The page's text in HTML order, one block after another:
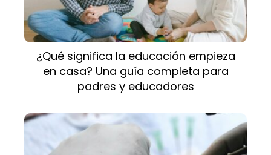
¿Qué significa la educación empieza
en casa? Una guía completa para
padres y educadores